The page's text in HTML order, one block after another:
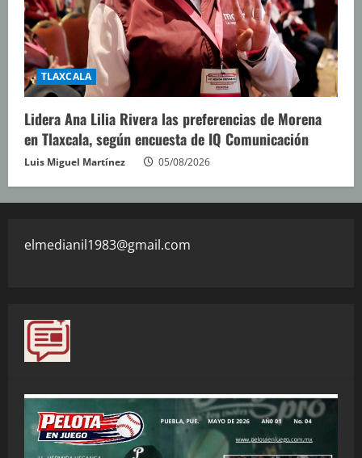
TLAXCALA
Lidera Ana Lilia Rivera las preferencias de Morena
en Tlaxcala, según encuesta de IQ Comunicación
Luis Miguel Martínez 05/08/2026
elmedianil1983@gmail.com